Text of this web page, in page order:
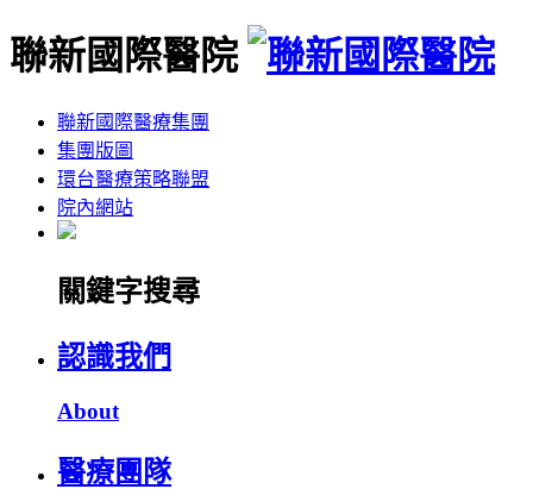
聯新國際醫院
聯新國際醫療集團
集團版圖
環台醫療策略聯盟
院內網站
關鍵字搜尋
認識我們
About
醫療團隊